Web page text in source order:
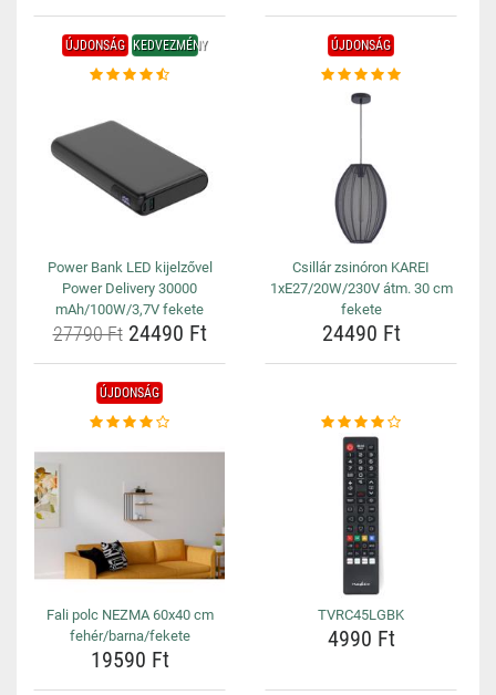
ÚJDONSÁG KEDVEZMÉNY
Power Bank LED kijelzővel
Power Delivery 30000
mAh/100W/3,7V fekete
27790 Ft24490 Ft
ÚJDONSÁG
Csillár zsinóron KAREI
1xE27/20W/230V átm. 30 cm
fekete
24490 Ft
ÚJDONSÁG
Fali polc NEZMA 60x40 cm
fehér/barna/fekete
19590 Ft
TVRC45LGBK
4990 Ft